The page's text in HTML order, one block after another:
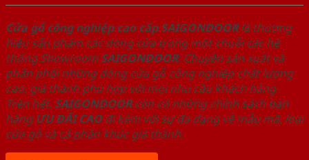
Cửa gỗ công nghiệp cao cấp SAIGONDOORlà thương
hiệu sản phẩm các dòng cửa trong một chuỗi các hệ
thống Showroom SAIGONDOOR. Chuyên sản xuất và
phân phối những dòng cửa gỗ công nghiệp chất lượng
cao, giá thành phù hợp với mọi nhu cầu khách hàng.
Trên hết, SAIGONDOORcòn có những chính sách bán
hàng ƯU ĐÃI CAOđi kèm với sự đa dạng về mẫu mã, loại
cửa gỗ và cả phân khúc giá thành.